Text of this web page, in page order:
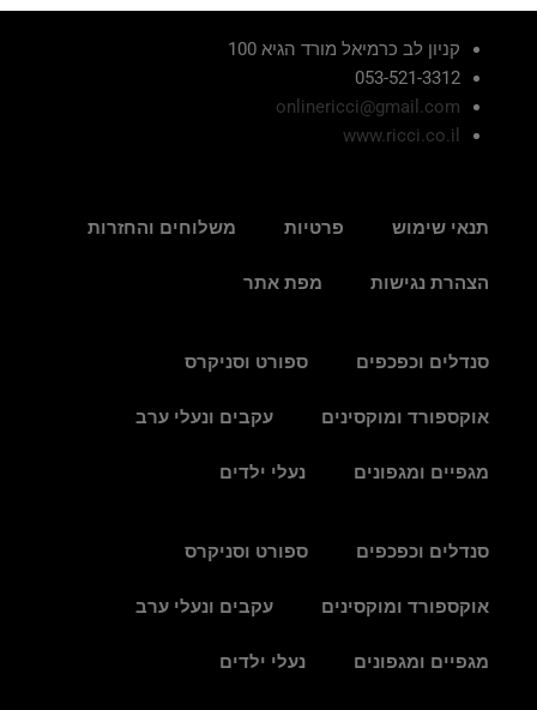
קניון לב כרמיאל מורד הגיא 100
053-521-3312
onlinericci@gmail.com
www.ricci.co.il
תנאי שימוש פרטיות משלוחים והחזרות
הצהרת נגישות מפת אתר
סנדלים וכפכפים ספורט וסניקרס
אוקספורד ומוקסינים עקבים ונעלי ערב
מגפיים ומגפונים נעלי ילדים
סנדלים וכפכפים ספורט וסניקרס
אוקספורד ומוקסינים עקבים ונעלי ערב
מגפיים ומגפונים נעלי ילדים